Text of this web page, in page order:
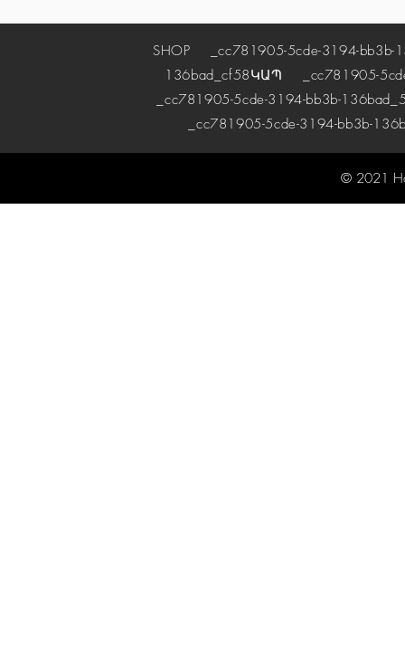
SHOP
_cc781905-5cde-3194-bb3b-
136bad_cf58ԿԱՊ _cc781905-
_cc781905-5cde-3194-bb3b-
_cc781905-5cde-3194-bb3b-
© 2021